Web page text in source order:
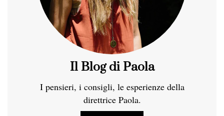
Il Blog di Paola
I pensieri, i consigli, le esperienze della
direttrice Paola.